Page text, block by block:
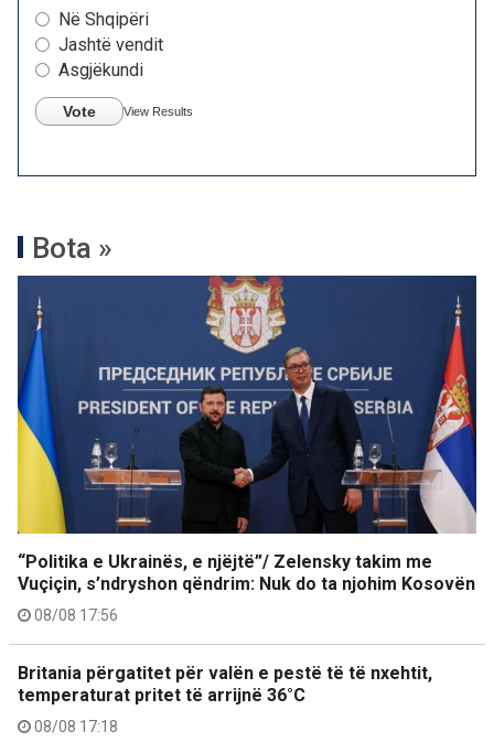
Në Shqipëri
Jashtë vendit
Asgjëkundi
Vote View Results
Bota »
“Politika e Ukrainës, e njëjtë”/ Zelensky takim me
Vuçiçin, s’ndryshon qëndrim: Nuk do ta njohim Kosovën
08/08 17:56
Britania përgatitet për valën e pestë të të nxehtit,
temperaturat pritet të arrijnë 36°C
08/08 17:18